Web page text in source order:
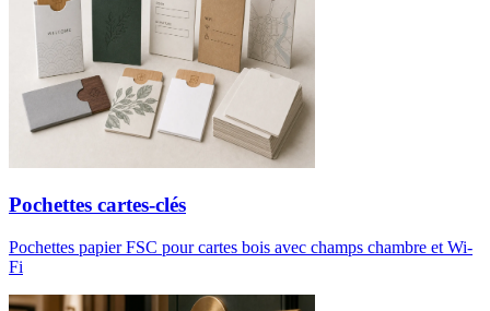
Pochettes cartes-clés
Pochettes papier FSC pour cartes bois avec champs chambre et Wi-
Fi